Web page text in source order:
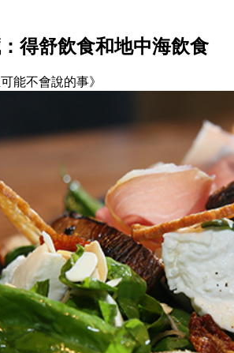
得舒飲食和地中海飲食
能不會說的事》